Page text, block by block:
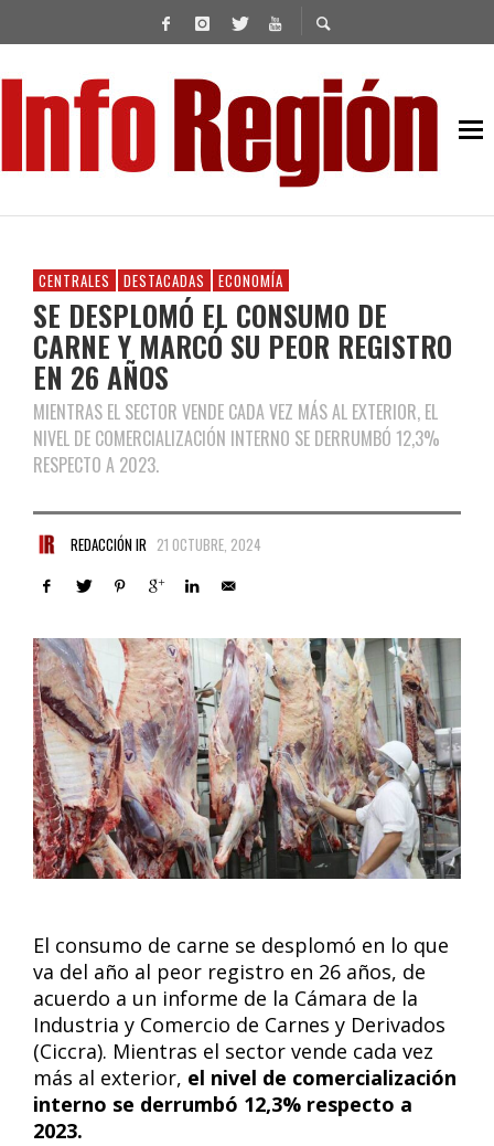
CENTRALES DESTACADAS ECONOMÍA
SE DESPLOMÓ EL CONSUMO DE
CARNE Y MARCÓ SU PEOR REGISTRO
EN 26 AÑOS
MIENTRAS EL SECTOR VENDE CADA VEZ MÁS AL EXTERIOR, EL
NIVEL DE COMERCIALIZACIÓN INTERNO SE DERRUMBÓ 12,3%
RESPECTO A 2023.
REDACCIÓN IR 21 OCTUBRE, 2024
El consumo de carne se desplomó en lo que
va del año al peor registro en 26 años, de
acuerdo a un informe de la Cámara de la
Industria y Comercio de Carnes y Derivados
(Ciccra). Mientras el sector vende cada vez
más al exterior, el nivel de comercialización
interno se derrumbó 12,3% respecto a
2023.